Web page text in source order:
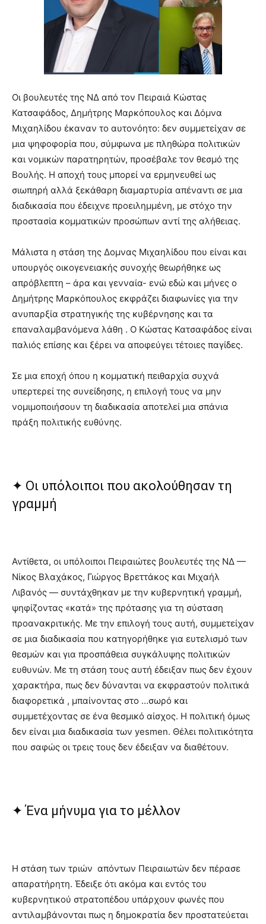
Οι βουλευτές της ΝΔ από τον Πειραιά Κώστας
Κατσαφάδος, Δημήτρης Μαρκόπουλος και Δόμνα
Μιχαηλίδου έκαναν το αυτονόητο: δεν συμμετείχαν σε
μια ψηφοφορία που, σύμφωνα με πληθώρα πολιτικών
και νομικών παρατηρητών, προσέβαλε τον θεσμό της
Βουλής. Η αποχή τους μπορεί να ερμηνευθεί ως
σιωπηρή αλλά ξεκάθαρη διαμαρτυρία απέναντι σε μια
διαδικασία που έδειχνε προειλημμένη, με στόχο την
προστασία κομματικών προσώπων αντί της αλήθειας.
Μάλιστα η στάση της Δομνας Μιχαηλίδου που είναι και
υπουργός οικογενειακής συνοχής θεωρήθηκε ως
απρόβλεπτη – άρα και γενναία- ενώ εδώ και μήνες ο
Δημήτρης Μαρκόπουλος εκφράζει διαφωνίες για την
ανυπαρξία στρατηγικής της κυβέρνησης και τα
επαναλαμβανόμενα λάθη . Ο Κώστας Κατσαφάδος είναι
παλιός επίσης και ξέρει να αποφεύγει τέτοιες παγίδες.
Σε μια εποχή όπου η κομματική πειθαρχία συχνά
υπερτερεί της συνείδησης, η επιλογή τους να μην
νομιμοποιήσουν τη διαδικασία αποτελεί μια σπάνια
πράξη πολιτικής ευθύνης.
✦ Οι υπόλοιποι που ακολούθησαν τη
γραμμή
Αντίθετα, οι υπόλοιποι Πειραιώτες βουλευτές της ΝΔ —
Νίκος Βλαχάκος, Γιώργος Βρεττάκος και Μιχαήλ
Λιβανός — συντάχθηκαν με την κυβερνητική γραμμή,
ψηφίζοντας «κατά» της πρότασης για τη σύσταση
προανακριτικής. Με την επιλογή τους αυτή, συμμετείχαν
σε μια διαδικασία που κατηγορήθηκε για ευτελισμό των
θεσμών και για προσπάθεια συγκάλυψης πολιτικών
ευθυνών. Με τη στάση τους αυτή έδειξαν πως δεν έχουν
χαρακτήρα, πως δεν δύνανται να εκφραστούν πολιτικά
διαφορετικά , μπαίνοντας στο …σωρό και
συμμετέχοντας σε ένα θεσμικό αίσχος. Η πολιτική όμως
δεν είναι μια διαδικασία των yesmen. Θέλει πολιτικότητα
που σαφώς οι τρεις τους δεν έδειξαν να διαθέτουν.
✦ Ένα μήνυμα για το μέλλον
Η στάση των τριών απόντων Πειραιωτών δεν πέρασε
απαρατήρητη. Έδειξε ότι ακόμα και εντός του
κυβερνητικού στρατοπέδου υπάρχουν φωνές που
αντιλαμβάνονται πως η δημοκρατία δεν προστατεύεται